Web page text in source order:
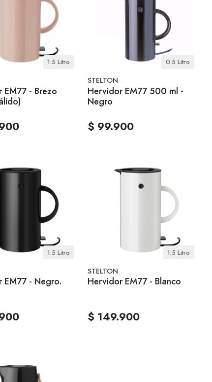
1.5 Litro
EM77 - Brezo
0.5 Litro
STELTON
Hervidor EM77 500 ml -
Negro
$ 99.900
1.5 Litro
EM77 - Negro.
1.5 Litro
STELTON
Hervidor EM77 - Blanco
$ 149.900